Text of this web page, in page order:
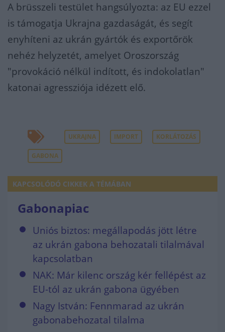
A brüsszeli testület hangsúlyozta: az EU ezzel
is támogatja Ukrajna gazdaságát, és segít
enyhíteni az ukrán gyártók és exportőrök
nehéz helyzetét, amelyet Oroszország
"provokáció nélkül indított, és indokolatlan"
katonai agressziója idézett elő.
UKRAJNA IMPORT KORLÁTOZÁS
GABONA
KAPCSOLÓDÓ CIKKEK A TÉMÁBAN
Gabonapiac
Uniós biztos: megállapodás jött létre
az ukrán gabona behozatali tilalmával
kapcsolatban
NAK: Már kilenc ország kér fellépést az
EU-tól az ukrán gabona ügyében
Nagy István: Fennmarad az ukrán
gabonabehozatal tilalma